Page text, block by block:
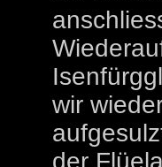
wir
der